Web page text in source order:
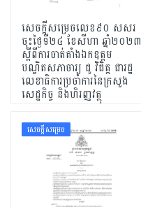
សេចក្តីសម្រេចលេខ៩០ សសរ
ចុះថ្ងៃទី២៤ ខែសីហា ឆ្នាំ២០២៣
ស្តីពីការចាត់តាំងឯកឧត្តម
បណ្ឌិតសភាចារ្យ ជូ វិជិត្ត ជារដ្ឋ
លេខាធិការប្រចាំការនៃក្រសួង
សេដ្ឋកិច្ច និងហិរញ្ញវត្ថុ
សេចក្ដីសម្រេច